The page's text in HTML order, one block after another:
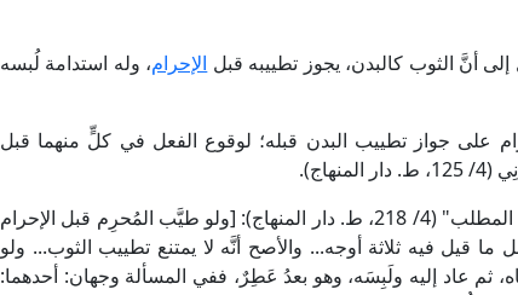
أنَّ الثوب كالبدن، يجوز تطييبه قبل الإحرام، وله استدامة لُبسه
على جواز تطييب البدن قبله؛ لوقوع الفعل في كلٍّ منهما قبل
قال إمام الحرمين أبو المَعَالِي الجُوَيْنِي في "نهاية المطلب" (4/ 218، ط. دار المنهاج): [ولو طيَّب المُحرِم قبل الإحرام
ما قيل فيه ثلاثة أوجه... والأصح أنَّه لا يمتنع تطييب الثوب... ولو
ثم عاد إليه ولَبِسَه، وهو بعدُ عَطِرٌ، ففي المسألة وجهان: أحدهما: